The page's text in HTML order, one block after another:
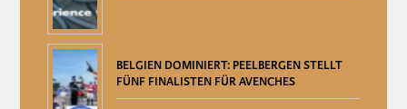
BELGIEN DOMINIERT: PEELBERGEN STELLT
FÜNF FINALISTEN FÜR AVENCHES